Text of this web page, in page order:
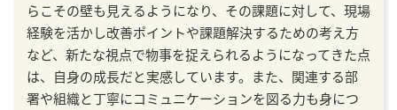
らこその壁も見えるようになり、その課題に対して、現場
経験を活かし改善ポイントや課題解決するための考え方
など、新たな視点で物事を捉えられるようになってきた点
は、自身の成長だと実感しています。また、関連する部
署や組織と丁寧にコミュニケーションを図る力も身につ